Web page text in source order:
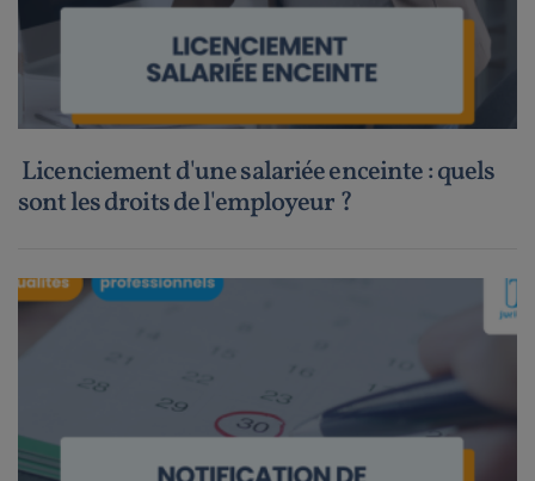
Licenciement d'une salariée enceinte : quels
sont les droits de l'employeur ?